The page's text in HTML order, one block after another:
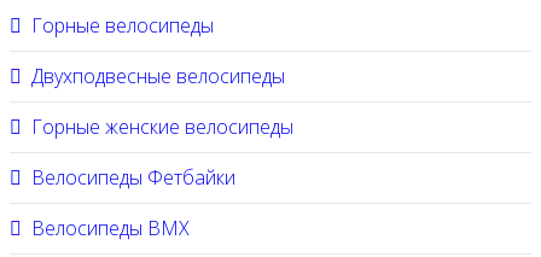
Горные велосипеды
Двухподвесные велосипеды
Горные женские велосипеды
Велосипеды Фетбайки
Велосипеды BMX